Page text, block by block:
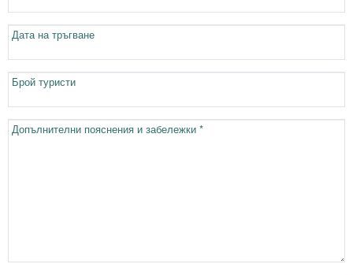
Дата на тръгване
Брой туристи
Допълнителни пояснения и забележки *